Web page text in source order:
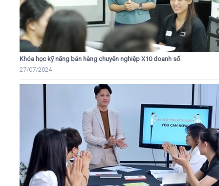
Khóa học kỹ năng bán hàng chuyên nghiệp X10 doanh số
27/07/2024